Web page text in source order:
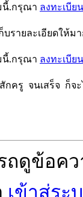
นี้.กรุณา ลงทะเบียน
บรายละเอียดให้ม
นี้.กรุณา ลงทะเบียน
ครู จนเสร็จ ก็จ
ถดูข้อค
เข้าสู่ระ